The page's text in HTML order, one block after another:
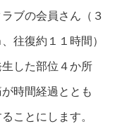
ブの会員さん（３
往復約１１時間）
した部位４か所
時間経過ととも
ことにします。